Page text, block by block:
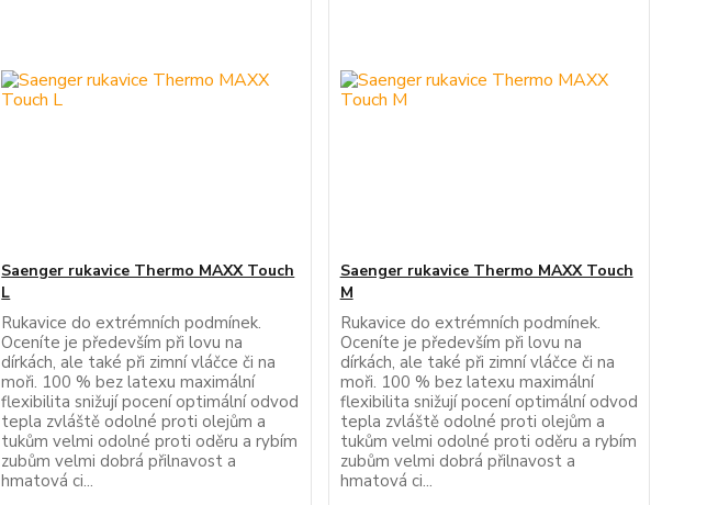
Saenger rukavice Thermo MAXX Touch
L
Rukavice do extrémních podmínek.
Oceníte je především při lovu na
dírkách, ale také při zimní vláčce či na
moři. 100 % bez latexu maximální
flexibilita snižují pocení optimální odvod
tepla zvláště odolné proti olejům a
tukům velmi odolné proti oděru a rybím
zubům velmi dobrá přilnavost a
hmatová ci...
Saenger rukavice Thermo MAXX Touch
M
Rukavice do extrémních podmínek.
Oceníte je především při lovu na
dírkách, ale také při zimní vláčce či na
moři. 100 % bez latexu maximální
flexibilita snižují pocení optimální odvod
tepla zvláště odolné proti olejům a
tukům velmi odolné proti oděru a rybím
zubům velmi dobrá přilnavost a
hmatová ci...